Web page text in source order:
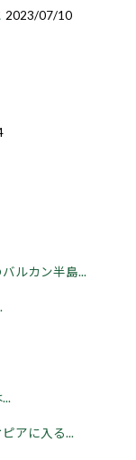
2023/07/10
ルカン半島...
アに入る...